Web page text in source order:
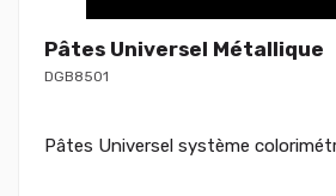
Pâtes Universel Métallique
DGB8501
Pâtes Universel système